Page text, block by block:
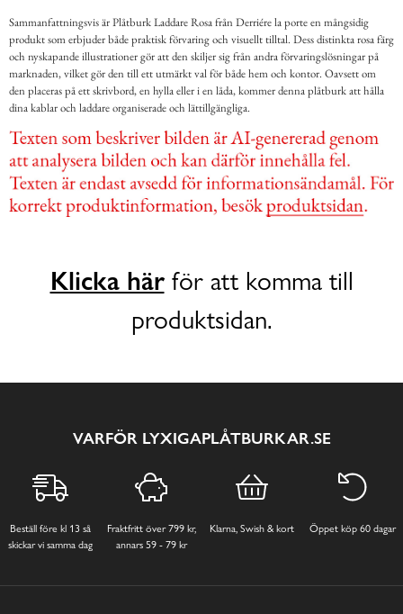
Sammanfattningsvis är Plåtburk Laddare Rosa från Derriére la porte en mångsidig
produkt som erbjuder både praktisk förvaring och visuellt tilltal. Dess distinkta rosa färg
och nyskapande illustrationer gör att den skiljer sig från andra förvaringslösningar på
marknaden, vilket gör den till ett utmärkt val för både hem och kontor. Oavsett om
den placeras på ett skrivbord, en hylla eller i en låda, kommer denna plåtburk att hålla
dina kablar och laddare organiserade och lättillgängliga.
Klicka härför att komma till
produktsidan.
VARFÖR LYXIGAPLÅTBURKAR.SE
Beställ före kl 13 så
skickar vi samma dag
Fraktfritt över 799 kr,
annars 59 - 79 kr
Klarna, Swish & kort Öppet köp 60 dagar